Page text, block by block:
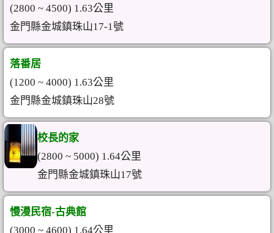
(2800 ~ 4500) 1.63公里
金門縣金城鎮珠山17-1號
落番居
(1200 ~ 4000) 1.63公里
金門縣金城鎮珠山28號
校長的家
(2800 ~ 5000) 1.64公里
金門縣金城鎮珠山17號
慢漫民宿-古典館
(3000 ~ 4600) 1.64公里